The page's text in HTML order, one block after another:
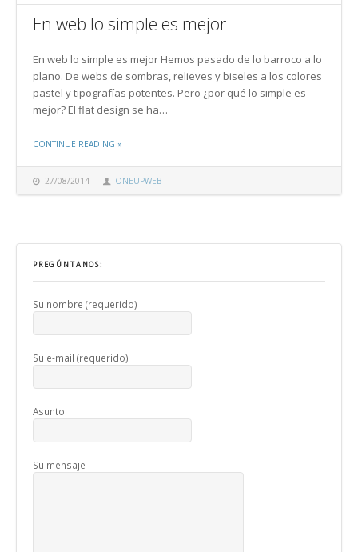
En web lo simple es mejor
27/08/2014 ONEUPWEB
En web lo simple es mejor Hemos pasado de lo barroco a lo
plano. De webs de sombras, relieves y biseles a los colores
pastel y tipografías potentes. Pero ¿por qué lo simple es
mejor? El flat design se ha…
CONTINUE READING THE "EN WEB LO SIMPLE ES MEJOR"
»
PREGÚNTANOS:
Su nombre (requerido)
Su e-mail (requerido)
Asunto
Su mensaje